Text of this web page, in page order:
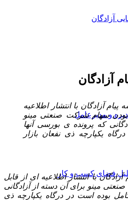
و مدیرعامل
فضای کسب و کار
آزادگان
آزادگان با انتشار اطلاعیه
سهام شرکت صنعتی مینو
که پرونده ی بورسی آنها
یکپارچه ذی نفعان بازار
با انتشار اطلاعیه ای از قابل
مینو برای آن دسته از آزادگانی
بوده است در درگاه یکپارچه ذی